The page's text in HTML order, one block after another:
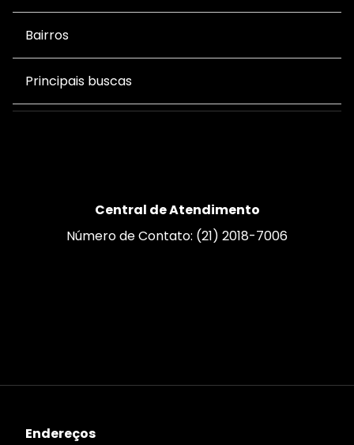
Bairros
Principais buscas
Central de Atendimento
Número de Contato: (21) 2018-7006
Endereços